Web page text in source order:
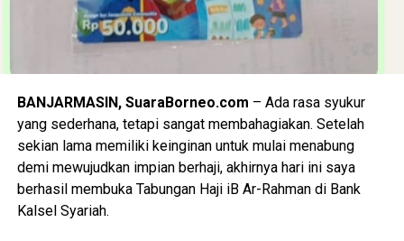
agar dana zakat yang dipercayakan oleh para muzaki dapat
disalurkan secara tepat sasaran kepada para mustahik
keagamaan,” ungkapnya.
Bantuan kepada 54 siswa SMK Maestro Islamic School
Banjarmasin ini menjadi salah satu wujud nyata sinergi dan
kepedulian Bank Kalsel terhadap masyarakat Banua,
khususnya dalam membantu anak-anak dari keluarga
BANJARMASIN, SuaraBorneo.com – Ada rasa syukur
yang sederhana, tetapi sangat membahagiakan. Setelah
sekian lama memiliki keinginan untuk mulai menabung
demi mewujudkan impian berhaji, akhirnya hari ini saya
berhasil membuka Tabungan Haji iB Ar-Rahman di Bank
Kalsel Syariah.